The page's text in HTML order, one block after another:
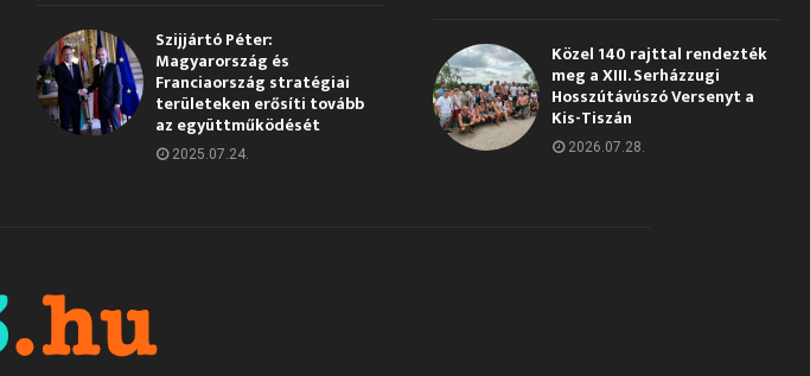
Szijjártó Péter:
Magyarország és
Franciaország stratégiai
területeken erősíti tovább
az együttműködését
2025.07.24.
Közel 140 rajttal rendezték
meg a XIII. Serházzugi
Hosszútávúszó Versenyt a
Kis-Tiszán
2026.07.28.